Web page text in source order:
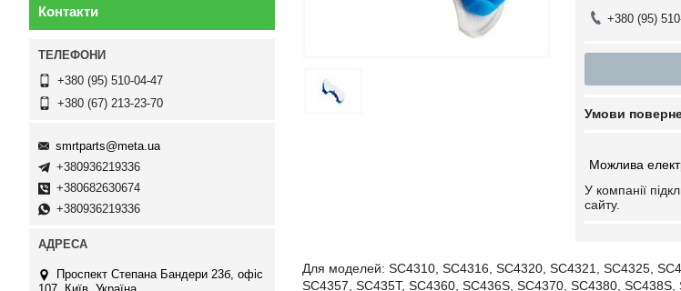
+380 (95)
У компанії
сайту.
Для моделей: SC4310, SC4316, SC4320, SC4321, SC4325,
SC4357, SC435T, SC4360, SC436S, SC4370, SC4380,
Контакти
+380 (95) 510-04-47
+380 (67) 213-23-70
smrtparts@meta.ua
+380936219336
+380682630674
+380936219336
Проспект Степана Бандери 23б, офіс